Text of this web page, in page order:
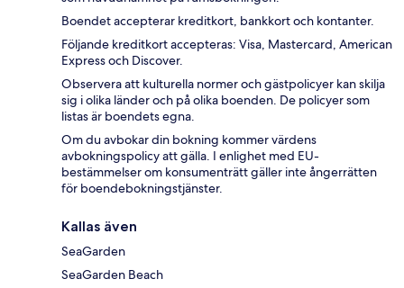
Boendet accepterar kreditkort, bankkort och kontanter.
Följande kreditkort accepteras: Visa, Mastercard, American
Express och Discover.
Observera att kulturella normer och gästpolicyer kan skilja
sig i olika länder och på olika boenden. De policyer som
listas är boendets egna.
Om du avbokar din bokning kommer värdens
avbokningspolicy att gälla. I enlighet med EU-
bestämmelser om konsumenträtt gäller inte ångerrätten
för boendebokningstjänster.
Kallas även
SeaGarden
SeaGarden Beach